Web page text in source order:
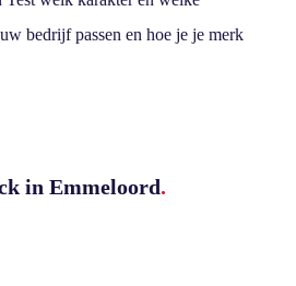
bedrijf passen en hoe je je merk
in Emmeloord.